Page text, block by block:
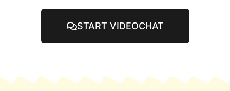
START VIDEOCHAT